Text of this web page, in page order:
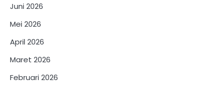
Juni 2026
Mei 2026
April 2026
Maret 2026
Februari 2026